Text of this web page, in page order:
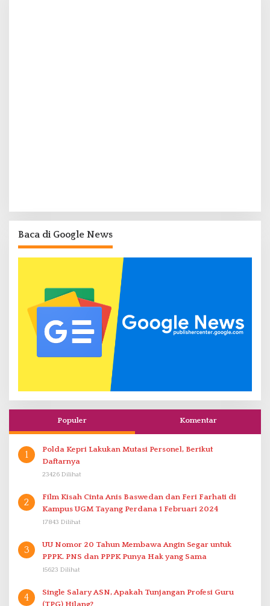
Baca di Google News
Populer Komentar
1
Polda Kepri Lakukan Mutasi Personel, Berikut
Daftarnya
23426 Dilihat
2
Film Kisah Cinta Anis Baswedan dan Feri Farhati di
Kampus UGM Tayang Perdana 1 Februari 2024
17843 Dilihat
3
UU Nomor 20 Tahun Membawa Angin Segar untuk
PPPK. PNS dan PPPK Punya Hak yang Sama
15623 Dilihat
4
Single Salary ASN, Apakah Tunjangan Profesi Guru
(TPG) Hilang?